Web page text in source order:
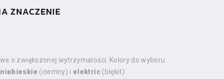
ZNACZENIE
o zwiększonej wytrzymałości. Kolory do wyboru
niebieskie (ciemny) i elektric(błękit)